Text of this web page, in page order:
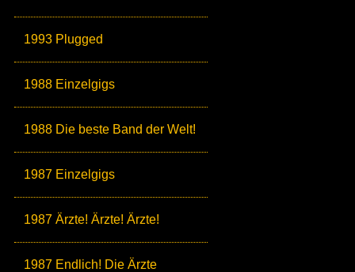
1993 Plugged
1988 Einzelgigs
1988 Die beste Band der Welt!
1987 Einzelgigs
1987 Ärzte! Ärzte! Ärzte!
1987 Endlich! Die Ärzte